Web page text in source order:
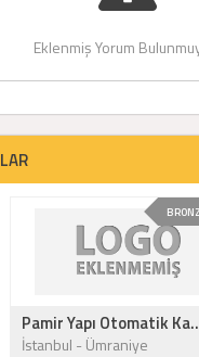
Eklenmiş Yorum
Pamir Yapı Otomatik Ka..
İstanbul - Ümraniye